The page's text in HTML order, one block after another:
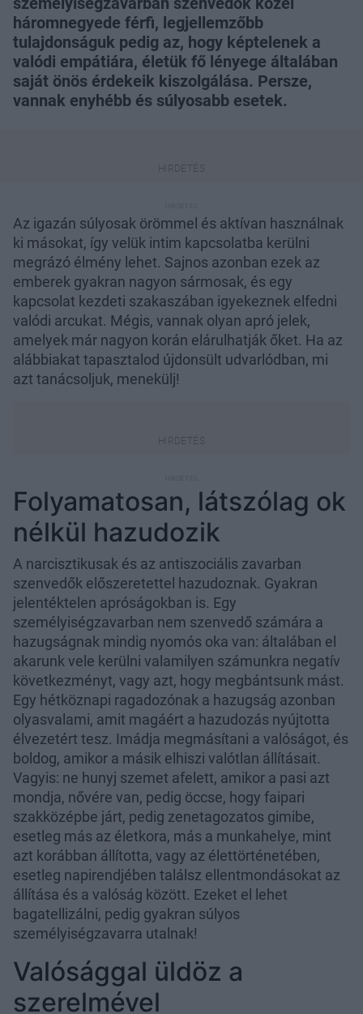
háromnegyede férfi, legjellemzőbb
tulajdonságuk pedig az, hogy képtelenek a
valódi empátiára, életük fő lényege általában
saját önös érdekeik kiszolgálása. Persze,
vannak enyhébb és súlyosabb esetek.
Az igazán súlyosak örömmel és aktívan használnak
ki másokat, így velük intim kapcsolatba kerülni
megrázó élmény lehet. Sajnos azonban ezek az
emberek gyakran nagyon sármosak, és egy
kapcsolat kezdeti szakaszában igyekeznek elfedni
valódi arcukat. Mégis, vannak olyan apró jelek,
amelyek már nagyon korán elárulhatják őket. Ha az
alábbiakat tapasztalod újdonsült udvarlódban, mi
azt tanácsoljuk, menekülj!
Folyamatosan, látszólag ok
nélkül hazudozik
A narcisztikusak és az antiszociális zavarban
szenvedők előszeretettel hazudoznak. Gyakran
jelentéktelen apróságokban is. Egy
személyiségzavarban nem szenvedő számára a
hazugságnak mindig nyomós oka van: általában el
akarunk vele kerülni valamilyen számunkra negatív
következményt, vagy azt, hogy megbántsunk mást.
Egy hétköznapi ragadozónak a hazugság azonban
olyasvalami, amit magáért a hazudozás nyújtotta
élvezetért tesz. Imádja megmásítani a valóságot, és
boldog, amikor a másik elhiszi valótlan állításait.
Vagyis: ne hunyj szemet afelett, amikor a pasi azt
mondja, nővére van, pedig öccse, hogy faipari
szakközépbe járt, pedig zenetagozatos gimibe,
esetleg más az életkora, más a munkahelye, mint
azt korábban állította, vagy az élettörténetében,
esetleg napirendjében találsz ellentmondásokat az
állítása és a valóság között. Ezeket el lehet
bagatellizálni, pedig gyakran súlyos
személyiségzavarra utalnak!
Valósággal üldöz a
szerelmével